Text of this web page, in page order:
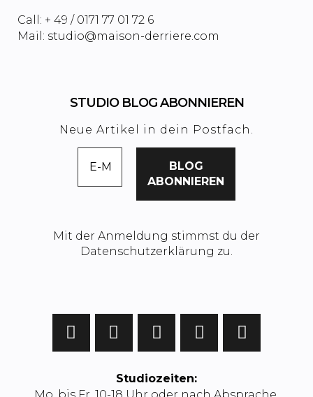
Call: + 49 / 0171 77 01 72 6
Mail: studio@maison-derriere.com
STUDIO BLOG ABONNIEREN
Neue Artikel in dein Postfach.
Mit der Anmeldung stimmst du der
Datenschutzerklärung zu.
Studiozeiten:
Mo. bis Fr. 10-18 Uhr oder nach Absprache.